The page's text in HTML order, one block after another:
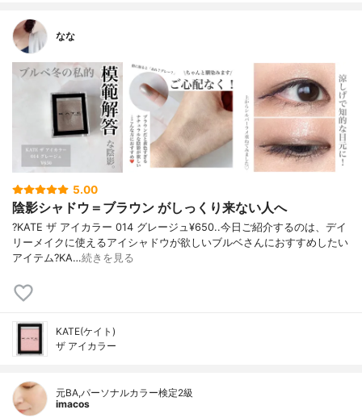
なな
5.00
陰影シャドウ＝ブラウン がしっくり来ない人へ
?KATE ザ アイカラー 014 グレージュ¥650..今日ご紹介するのは、デイ
リーメイクに使えるアイシャドウが欲しいブルベさんにおすすめしたい
アイテム?KA…続きを見る
KATE(ケイト)
ザ アイカラー
元BA,パーソナルカラー検定2級
imacos